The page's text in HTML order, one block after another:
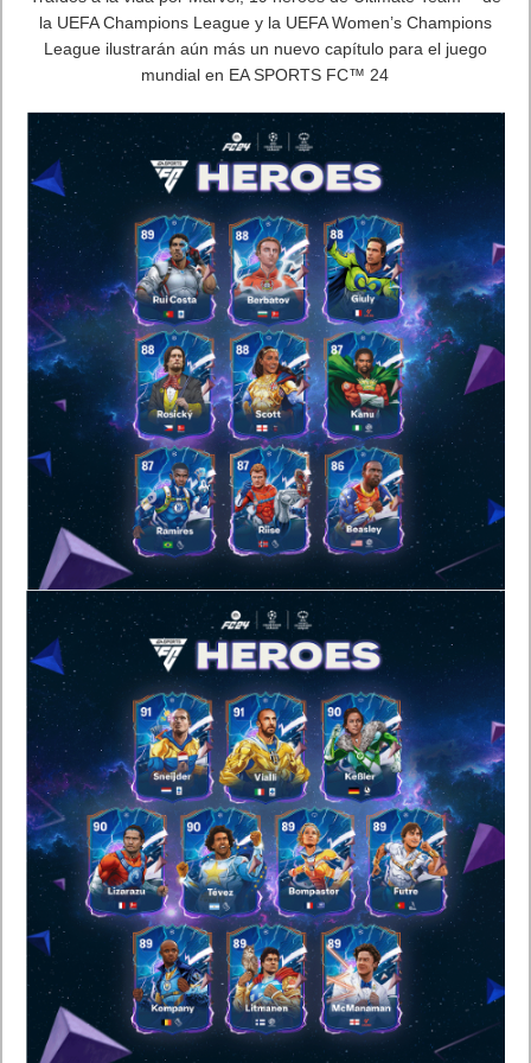
Las tiendas online también experimentan un consumo
frecuente. Concretamente, un 41% de los encuestados afirma
jóvenes los que más consumen en línea.
Los jóvenes, los más vulnerables
A la hora de comprar por internet uno de los principales
peligros se encuentra en los enlaces maliciosos. Muchas veces
algunos anuncios que esconden links infectados son
adornados para engañar al usuario. En este sentido, hasta un
16% de los jóvenes de 18 a 24 años se mostraron dispuestos a
hacer clic en enlaces sospechosos en busca de ofertas.
Además, aunque la preocupación por las estafas es
generalizada, un 30% de los encuestados de 18 a 24 años
afirmaron haber sido víctimas de una estafa online, siendo el
grupo más vulnerable.
Sobre Avast
Avast
, una marca de Gen, es un líder global en seguridad
digital y privacidad. Con cientos de millones de usuarios en
línea, Avast protege a las personas de las amenazas en
Internet y del cambiante panorama de amenazas del IoT. La
red de detección de amenazas de Avast está entre las más
avanzadas del mundo, utilizando tecnologías de aprendizaje
automático e inteligencia artificial para detectar y detener las
amenazas en tiempo real. Losproductos de seguridad digital
de Avast para móviles, PC o Mac están clasificados y
certificados por VB100, AV-Comparatives, AV-Test, SE Labs y
otros. Avast es miembro de Coalition Against Stalkerware, No
More Ransom e Internet Watch Foundation. Visite:
www.avast.com.
. Leer artículo completo en FrikipandiAl 85% de los españoles
les preocupan mucho las estafas on-line.